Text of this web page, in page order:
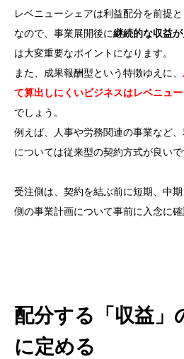
レベニューシェアは利益配分を前提
なので、事業展開後に継続的な収益
は大変重要なポイントになります。
また、成果報酬型という特徴ゆえに、
て算出しにくいビジネスはレベニュ
でしょう。
例えば、人事や労務関連の事業など
については従来型の契約方式が良いで
受注側は、契約を結ぶ前に短期、中
側の事業計画について事前に入念に確
配分する「収益」
に定める